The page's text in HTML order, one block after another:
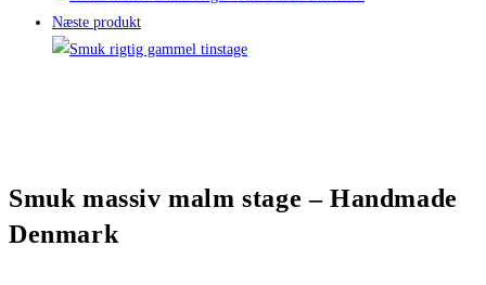
Næste produkt
Smuk massiv malm stage – Handmade
Denmark